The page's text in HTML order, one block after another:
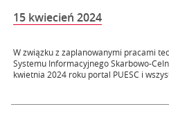
15 kwiecień 2024
W związku z zaplanowanymi pracami
Systemu Informacyjnego Skarbowo-
kwietnia 2024 roku portal PUESC i